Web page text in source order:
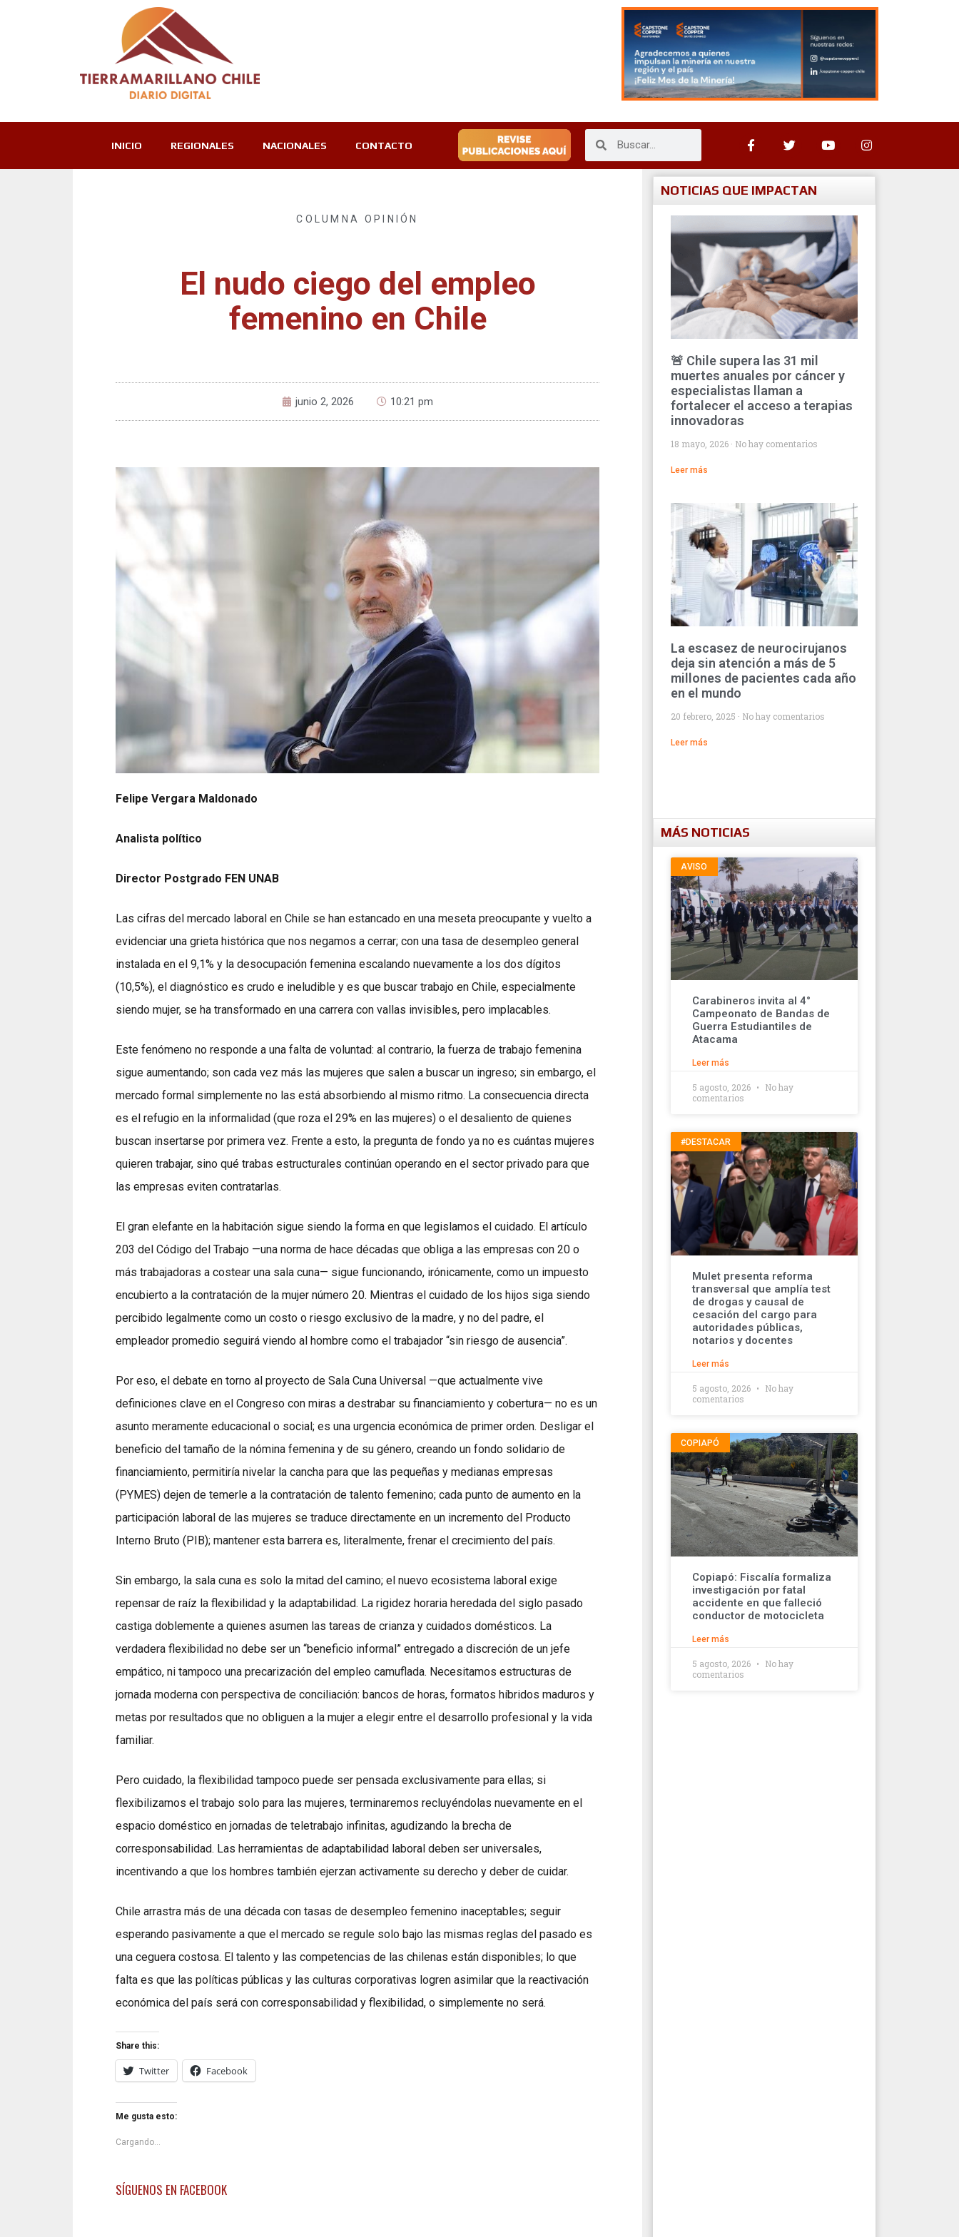
INICIO REGIONALES NACIONALES CONTACTO
COLUMNA OPINIÓN
El nudo ciego del empleo
femenino en Chile
junio 2, 2026 10:21 pm
Felipe Vergara Maldonado
Analista político
Director Postgrado FEN UNAB
Las cifras del mercado laboral en Chile se han estancado en una meseta preocupante y vuelto a
evidenciar una grieta histórica que nos negamos a cerrar; con una tasa de desempleo general
instalada en el 9,1% y la desocupación femenina escalando nuevamente a los dos dígitos
(10,5%), el diagnóstico es crudo e ineludible y es que buscar trabajo en Chile, especialmente
siendo mujer, se ha transformado en una carrera con vallas invisibles, pero implacables.
Este fenómeno no responde a una falta de voluntad: al contrario, la fuerza de trabajo femenina
sigue aumentando; son cada vez más las mujeres que salen a buscar un ingreso; sin embargo, el
mercado formal simplemente no las está absorbiendo al mismo ritmo. La consecuencia directa
es el refugio en la informalidad (que roza el 29% en las mujeres) o el desaliento de quienes
buscan insertarse por primera vez. Frente a esto, la pregunta de fondo ya no es cuántas mujeres
quieren trabajar, sino qué trabas estructurales continúan operando en el sector privado para que
las empresas eviten contratarlas.
El gran elefante en la habitación sigue siendo la forma en que legislamos el cuidado. El artículo
203 del Código del Trabajo —una norma de hace décadas que obliga a las empresas con 20 o
más trabajadoras a costear una sala cuna— sigue funcionando, irónicamente, como un impuesto
encubierto a la contratación de la mujer número 20. Mientras el cuidado de los hijos siga siendo
percibido legalmente como un costo o riesgo exclusivo de la madre, y no del padre, el
empleador promedio seguirá viendo al hombre como el trabajador “sin riesgo de ausencia”.
Por eso, el debate en torno al proyecto de Sala Cuna Universal —que actualmente vive
definiciones clave en el Congreso con miras a destrabar su financiamiento y cobertura— no es un
asunto meramente educacional o social; es una urgencia económica de primer orden. Desligar el
beneficio del tamaño de la nómina femenina y de su género, creando un fondo solidario de
financiamiento, permitiría nivelar la cancha para que las pequeñas y medianas empresas
(PYMES) dejen de temerle a la contratación de talento femenino; cada punto de aumento en la
participación laboral de las mujeres se traduce directamente en un incremento del Producto
Interno Bruto (PIB); mantener esta barrera es, literalmente, frenar el crecimiento del país.
Sin embargo, la sala cuna es solo la mitad del camino; el nuevo ecosistema laboral exige
repensar de raíz la flexibilidad y la adaptabilidad. La rigidez horaria heredada del siglo pasado
castiga doblemente a quienes asumen las tareas de crianza y cuidados domésticos. La
verdadera flexibilidad no debe ser un “beneficio informal” entregado a discreción de un jefe
empático, ni tampoco una precarización del empleo camuflada. Necesitamos estructuras de
jornada moderna con perspectiva de conciliación: bancos de horas, formatos híbridos maduros y
metas por resultados que no obliguen a la mujer a elegir entre el desarrollo profesional y la vida
familiar.
Pero cuidado, la flexibilidad tampoco puede ser pensada exclusivamente para ellas; si
flexibilizamos el trabajo solo para las mujeres, terminaremos recluyéndolas nuevamente en el
espacio doméstico en jornadas de teletrabajo infinitas, agudizando la brecha de
corresponsabilidad. Las herramientas de adaptabilidad laboral deben ser universales,
incentivando a que los hombres también ejerzan activamente su derecho y deber de cuidar.
Chile arrastra más de una década con tasas de desempleo femenino inaceptables; seguir
esperando pasivamente a que el mercado se regule solo bajo las mismas reglas del pasado es
una ceguera costosa. El talento y las competencias de las chilenas están disponibles; lo que
falta es que las políticas públicas y las culturas corporativas logren asimilar que la reactivación
económica del país será con corresponsabilidad y flexibilidad, o simplemente no será.
Share this:
Twitter Facebook
Me gusta esto:
Cargando...
SÍGUENOS EN FACEBOOK
NOTICIAS QUE IMPACTAN
🚨 Chile supera las 31 mil
muertes anuales por cáncer y
especialistas llaman a
fortalecer el acceso a terapias
innovadoras
18 mayo, 2026 No hay comentarios
Leer más
La escasez de neurocirujanos
deja sin atención a más de 5
millones de pacientes cada año
en el mundo
20 febrero, 2025 No hay comentarios
Leer más
MÁS NOTICIAS
AVISO
Carabineros invita al 4°
Campeonato de Bandas de
Guerra Estudiantiles de
Atacama
Leer más
5 agosto, 2026
No hay
comentarios
#DESTACAR
Mulet presenta reforma
transversal que amplía test
de drogas y causal de
cesación del cargo para
autoridades públicas,
notarios y docentes
Leer más
5 agosto, 2026
No hay
comentarios
COPIAPÓ
Copiapó: Fiscalía formaliza
investigación por fatal
accidente en que falleció
conductor de motocicleta
Leer más
5 agosto, 2026
No hay
comentarios